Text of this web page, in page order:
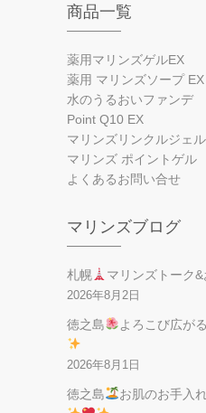
商品一覧
薬用マリンズゲルEX
薬用 マリンズソープ EX
水のうるおいファンデ
Point Q10 EX
マリンズリンクルジェル
マリンズ ポイントゲル
よくあるお問い合せ
マリンズブログ
札幌 マリンズトーク
2026年8月2日
徳之島 よろこび広がる
2026年8月1日
徳之島 お肌のお手入